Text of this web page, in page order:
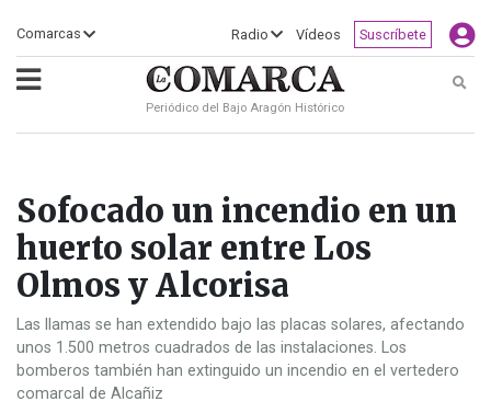
Comarcas Radio Vídeos Suscríbete
Periódico del Bajo Aragón Histórico
Sofocado un incendio en un
huerto solar entre Los
Olmos y Alcorisa
Las llamas se han extendido bajo las placas solares, afectando
unos 1.500 metros cuadrados de las instalaciones. Los
bomberos también han extinguido un incendio en el vertedero
comarcal de Alcañiz